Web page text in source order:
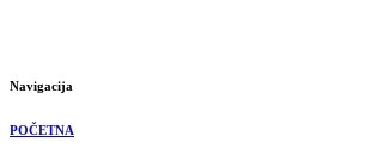
Navigacija
POČETNA